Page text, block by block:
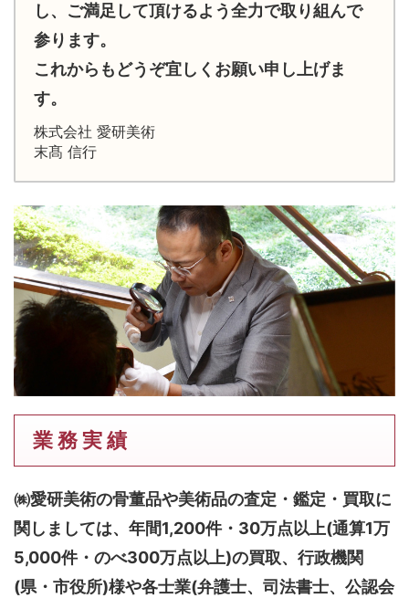
し、ご満足して頂けるよう全力で取り組んで
参ります。
これからもどうぞ宜しくお願い申し上げま
す。
株式会社 愛研美術
末髙 信行
業 務 実 績
㈱愛研美術の骨董品や美術品の査定・鑑定・買取に
関しましては、 年間1,200件・30万点以上(通算1万
5,000件・のべ300万点以上)の買取、行政機関
(県・市役所)様や各士業(弁護士、司法書士、公認会